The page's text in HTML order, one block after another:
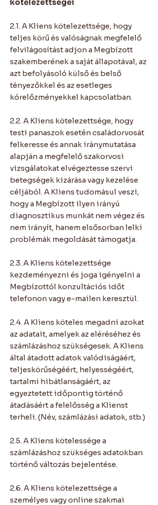
kötelezettségei
2.1. A Kliens kötelezettsége, hogy
teljes körű és valóságnak megfelelő
felvilágosítást adjon a Megbízott
szakemberének a saját állapotával, az
azt befolyásoló külső és belső
tényezőkkel és az esetleges
kórelőzményekkel kapcsolatban.
2.2. A Kliens kötelezettsége, hogy
testi panaszok esetén családorvosát
felkeresse és annak iránymutatása
alapján a megfelelő szakorvosi
vizsgálatokat elvégeztesse szervi
betegségek kizárása vagy kezelése
céljából. A Kliens tudomásul veszi,
hogy a Megbízott ilyen irányú
diagnosztikus munkát nem végez és
nem irányít, hanem elsősorban lelki
problémák megoldását támogatja.
2.3. A Kliens kötelezettsége
kezdeményezni és joga igényelni a
Megbízottól konzultációs időt
telefonon vagy e-mailen keresztül.
2.4. A Kliens köteles megadni azokat
az adatait, amelyek az eléréséhez és
számlázáshoz szükségesek. A Kliens
által átadott adatok valódiságáért,
teljeskörűségéért, helyességéért,
tartalmi hibátlanságáért, az
egyeztetett időpontig történő
átadásáért a felelősség a Klienst
terheli. (Név, számlázási adatok, stb.)
2.5. A Kliens kötelessége a
számlázáshoz szükséges adatokban
történő változás bejelentése.
2.6. A Kliens kötelezettsége a
személyes vagy online szakmai